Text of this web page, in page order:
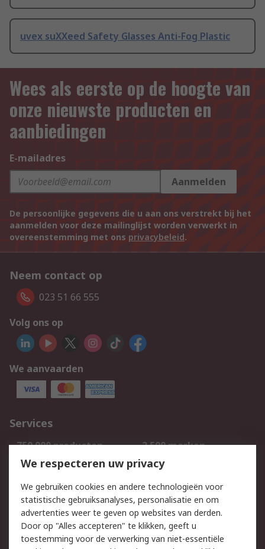
uvex suXXeed Safety Glasses Anti-Fog Plastic
Wees als eerste op de hoogte van
onze nieuwste producten en
aanbiedingen
E-mailadres
Aanmelden
De persoonlijke gegevens die u aan ons verstrekt bij het
aanmelden voor deze mailinglijst worden verwerkt in
overeenstemming met ons privacybeleid.
Neem contact op
023 51 66 555
Volg ons op
We aanvaarden
Services
750.000 producten
2.500 merken
Bestellen
Inkoopoplossingen
Track & Trace
Wettelijk
We respecteren uw privacy
We gebruiken cookies en andere technologieën voor
statistische gebruiksanalyses, personalisatie en om
advertenties weer te geven op websites van derden.
Door op "Alles accepteren" te klikken, geeft u
toestemming voor de verwerking van niet-essentiële